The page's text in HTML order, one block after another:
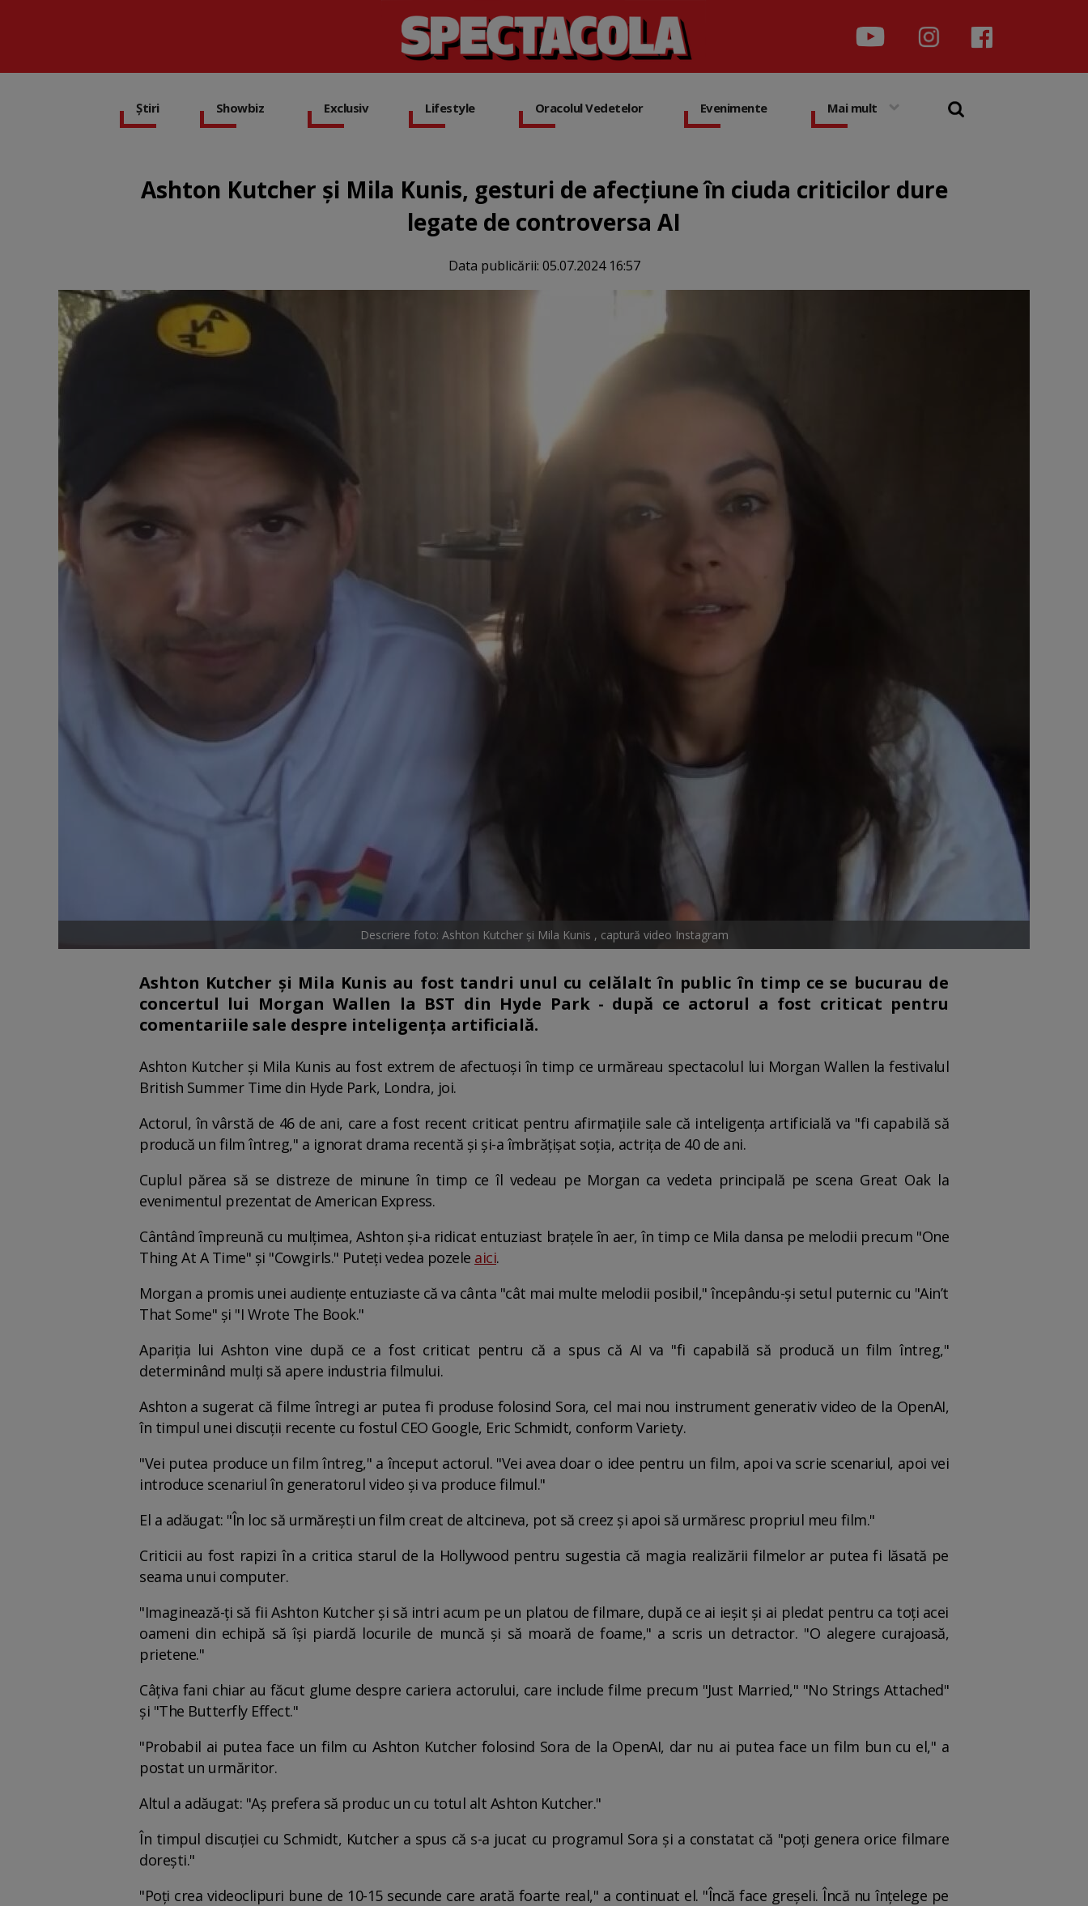
Știri Showbiz Exclusiv Lifestyle Oracolul Vedetelor Evenimente Mai mult
Ashton Kutcher și Mila Kunis, gesturi de afecțiune în ciuda criticilor dure
legate de controversa AI
Data publicării: 05.07.2024 16:57
Descriere foto: Ashton Kutcher și Mila Kunis , captură video Instagram
Ashton Kutcher și Mila Kunis au fost tandri unul cu celălalt în public în timp ce se bucurau de
concertul lui Morgan Wallen la BST din Hyde Park - după ce actorul a fost criticat pentru
comentariile sale despre inteligența artificială.
Ashton Kutcher și Mila Kunis au fost extrem de afectuoși în timp ce urmăreau spectacolul lui Morgan Wallen la festivalul
British Summer Time din Hyde Park, Londra, joi.
Actorul, în vârstă de 46 de ani, care a fost recent criticat pentru afirmațiile sale că inteligența artificială va "fi capabilă să
producă un film întreg," a ignorat drama recentă și și-a îmbrățișat soția, actrița de 40 de ani.
Cuplul părea să se distreze de minune în timp ce îl vedeau pe Morgan ca vedeta principală pe scena Great Oak la
evenimentul prezentat de American Express.
Cântând împreună cu mulțimea, Ashton și-a ridicat entuziast brațele în aer, în timp ce Mila dansa pe melodii precum "One
Thing At A Time" și "Cowgirls." Puteți vedea pozele aici.
Morgan a promis unei audiențe entuziaste că va cânta "cât mai multe melodii posibil," începându-și setul puternic cu "Ain’t
That Some" și "I Wrote The Book."
Apariția lui Ashton vine după ce a fost criticat pentru că a spus că AI va "fi capabilă să producă un film întreg,"
determinând mulți să apere industria filmului.
Ashton a sugerat că filme întregi ar putea fi produse folosind Sora, cel mai nou instrument generativ video de la OpenAI,
în timpul unei discuții recente cu fostul CEO Google, Eric Schmidt, conform Variety.
"Vei putea produce un film întreg," a început actorul. "Vei avea doar o idee pentru un film, apoi va scrie scenariul, apoi vei
introduce scenariul în generatorul video și va produce filmul."
El a adăugat: "În loc să urmărești un film creat de altcineva, pot să creez și apoi să urmăresc propriul meu film."
Criticii au fost rapizi în a critica starul de la Hollywood pentru sugestia că magia realizării filmelor ar putea fi lăsată pe
seama unui computer.
"Imaginează-ți să fii Ashton Kutcher și să intri acum pe un platou de filmare, după ce ai ieșit și ai pledat pentru ca toți acei
oameni din echipă să își piardă locurile de muncă și să moară de foame," a scris un detractor. "O alegere curajoasă,
prietene."
Câțiva fani chiar au făcut glume despre cariera actorului, care include filme precum "Just Married," "No Strings Attached"
și "The Butterfly Effect."
"Probabil ai putea face un film cu Ashton Kutcher folosind Sora de la OpenAI, dar nu ai putea face un film bun cu el," a
postat un urmăritor.
Altul a adăugat: "Aș prefera să produc un cu totul alt Ashton Kutcher."
În timpul discuției cu Schmidt, Kutcher a spus că s-a jucat cu programul Sora și a constatat că "poți genera orice filmare
dorești."
"Poți crea videoclipuri bune de 10-15 secunde care arată foarte real," a continuat el. "Încă face greșeli. Încă nu înțelege pe